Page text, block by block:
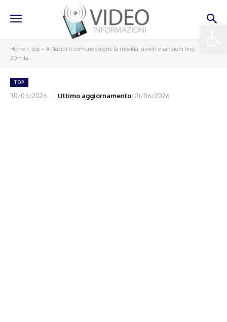
Home top
A Napoli il comune spegne la movida, divieti e sanzioni fino
20mila...
TOP
30/05/2026 Ultimo aggiornamento: 01/06/2026